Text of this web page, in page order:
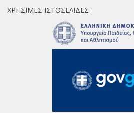
ΧΡΉΣΙΜΕΣ ΙΣΤΟΣΕΛΊΔΕΣ